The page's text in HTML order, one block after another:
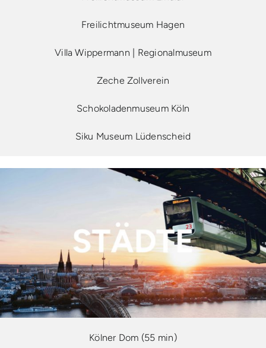
Freilichtmuseum Hagen
Villa Wippermann | Regionalmuseum
Zeche Zollverein
Schokoladenmuseum Köln
Siku Museum Lüdenscheid
Kölner Dom (55 min)